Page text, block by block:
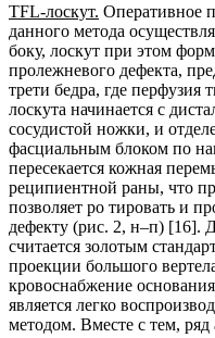
TFL-лоскут. Оперативное
данного метода
боку, лоскут при этом
пролежневого дефекта,
трети бедра, где перфузия
лоскута начинается с
сосудистой ножки, и
фасциальным блоком по
пересекается кожная
реципиентной раны, что
позволяет ро тировать и
дефекту (рис. 2, н–п) [16].
считается золотым
проекции большого
кровоснабжение
является легко
методом. Вместе с тем, ряд